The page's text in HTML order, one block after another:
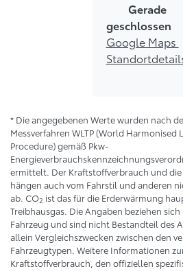
Gerade
geschlossen
Google Maps
* Die angegebenen Werte wurden nach
Messverfahren WLTP (World Harmonised
Procedure) gemäß Pkw-
ermittelt. Der Kraftstoffverbrauch und die
hängen auch vom Fahrstil und anderen
ab. CO2 ist das für die Erderwärmung
Treibhausgas. Die Angaben beziehen
Fahrzeug und sind nicht Bestandteil des
allein Vergleichszwecken zwischen den
Fahrzeugtypen. Weitere Informationen
Kraftstoffverbrauch, den offiziellen